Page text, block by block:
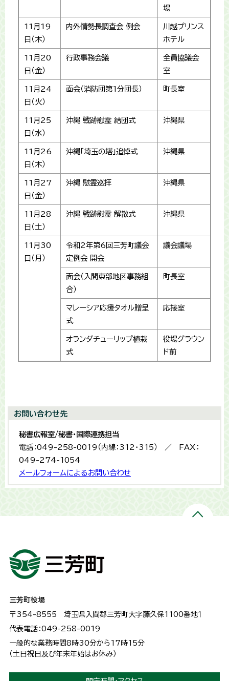
場
11月19
日（木）
内外情勢長調査会 例会
川越プリンス
ホテル
11月20
日（金）
行政事務会議
全員協議会
室
11月24
日（火）
面会（消防団第1分団長） 町長室
11月25
日（水）
沖縄 戦跡慰霊 結団式 沖縄県
11月26
日（木）
沖縄「埼玉の塔」追悼式 沖縄県
11月27
日（金）
沖縄 慰霊巡拝 沖縄県
11月28
日（土）
沖縄 戦跡慰霊 解散式 沖縄県
11月30
日（月）
令和2年第6回三芳町議会
定例会 開会
議会議場
面会（入間東部地区事務組
合）
町長室
マレーシア応援タオル贈呈
式
応接室
オランダチューリップ植栽
式
役場グラウン
ド前
お問い合わせ先
秘書広報室/秘書・国際連携担当
電話：049-258-0019（内線：312・315） ／ FAX：
049-274-1054
メールフォームによるお問い合わせ
三芳町役場
〒354-8555 埼玉県入間郡三芳町大字藤久保1100番地１
代表電話：049-258-0019
一般的な業務時間8時30分から17時15分
（土日祝日及び年末年始はお休み）